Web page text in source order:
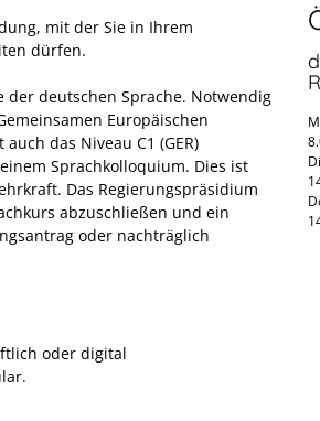
mit der Sie in Ihrem
dürfen.
der deutschen Sprache. Notwendig
Europäischen
das Niveau C1 (GER)
Sprachkolloquium. Dies ist
Das Regierungspräsidium
abzuschließen und ein
oder nachträglich
oder digital